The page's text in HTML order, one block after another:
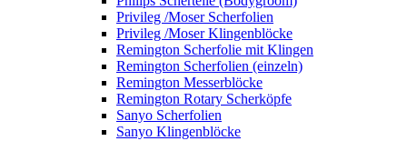
Privileg /Moser Scherfolien
Privileg /Moser Klingenblöcke
Remington Scherfolie mit Klingen
Remington Scherfolien (einzeln)
Remington Messerblöcke
Remington Rotary Scherköpfe
Sanyo Scherfolien
Sanyo Klingenblöcke